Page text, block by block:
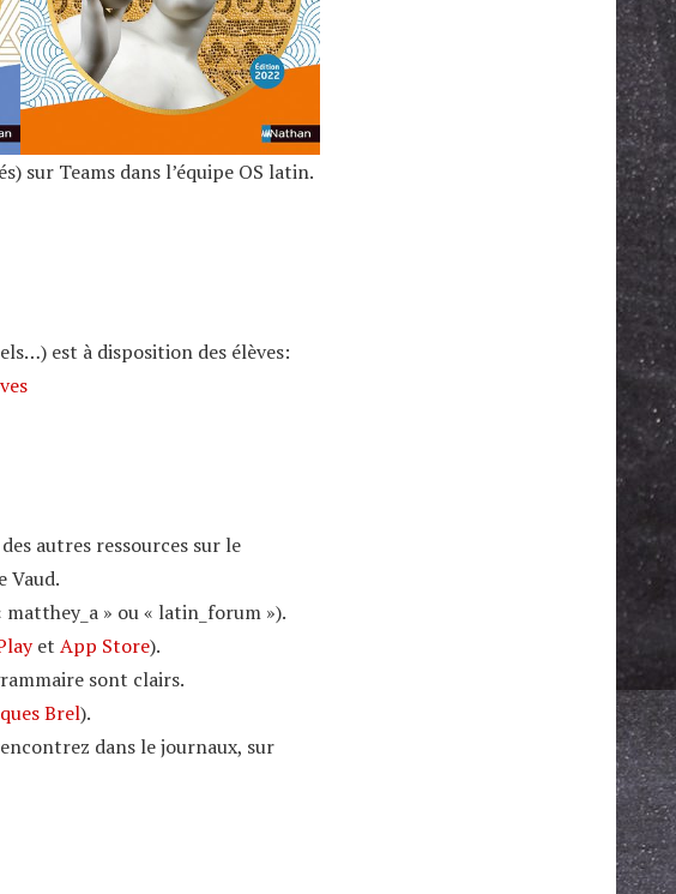
sur Teams dans l’équipe OS latin.
est à disposition des élèves:
autres ressources sur le
Vaud.
matthey_a » ou « latin_forum »).
et App Store).
sont clairs.
Brel).
dans le journaux, sur